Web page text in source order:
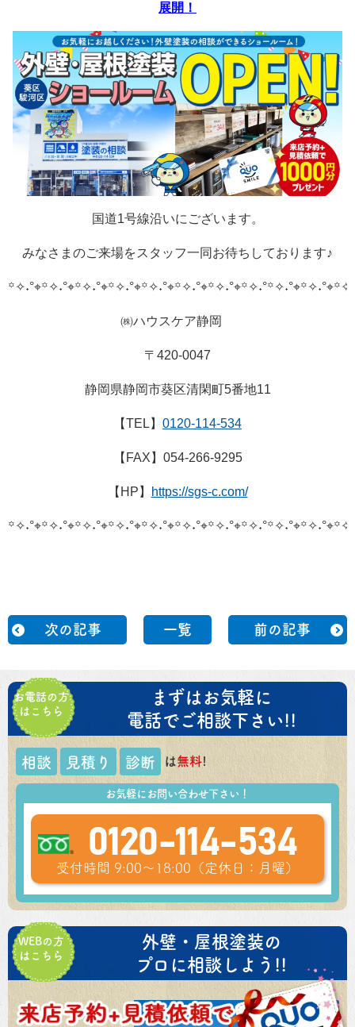
展開！
国道1号線沿いにございます。
みなさまのご来場をスタッフ一同お待ちしております♪
꙳✧˖°⌖꙳✧˖°⌖꙳✧˖°⌖꙳✧˖°⌖꙳✧˖°⌖꙳✧˖°⌖꙳✧˖°⌖꙳✧˖°
㈱ハウスケア静岡
〒420-0047
静岡県静岡市葵区清閑町5番地11
【TEL】 0120-114-534
【FAX】054-266-9295
【HP】 https://sgs-c.com/
꙳✧˖°⌖꙳✧˖°⌖꙳✧˖°⌖꙳✧˖°⌖꙳✧˖°⌖꙳✧˖°⌖꙳✧˖°⌖꙳✧˖°
次の記事 一覧 前の記事
お電話の方
はこちら
まずはお気軽に
電話でご相談下さい!!
相談 見積り 診断 は無料!
お気軽にお問い合わせ下さい！
0120-114-534
受付時間 9:00～18:00（定休日：月曜）
WEBの方
はこちら
外壁・屋根塗装の
プロに相談しよう!!